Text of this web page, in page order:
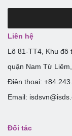
Liên hệ
Lô 81-TT4, Khu đô
quận Nam Từ
Điện thoại:
Email:
Đối tác